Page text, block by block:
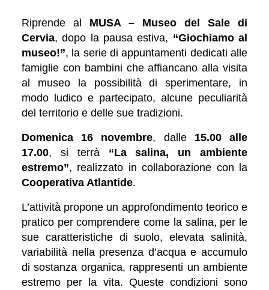
Riprende al MUSA – Museo del Sale di
Cervia, dopo la pausa estiva, “Giochiamo al
museo!”, la serie di appuntamenti dedicati alle
famiglie con bambini che affiancano alla visita
al museo la possibilità di sperimentare, in
modo ludico e partecipato, alcune peculiarità
del territorio e delle sue tradizioni.
Domenica 16 novembre, dalle 15.00 alle
17.00, si terrà “La salina, un ambiente
estremo”, realizzato in collaborazione con la
Cooperativa Atlantide.
L’attività propone un approfondimento teorico e
pratico per comprendere come la salina, per le
sue caratteristiche di suolo, elevata salinità,
variabilità nella presenza d’acqua e accumulo
di sostanza organica, rappresenti un ambiente
estremo per la vita. Queste condizioni sono